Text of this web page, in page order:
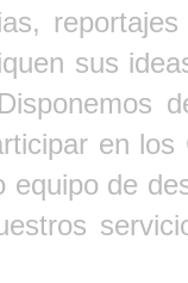
sus
en
equipo de